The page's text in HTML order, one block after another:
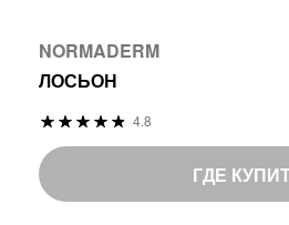
NORMADERM
ЛОСЬОН
Р
й
т
6
o
f
4.8
ГДЕ